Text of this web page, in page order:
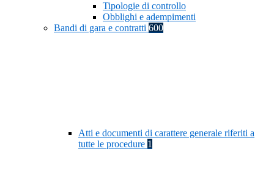
Tipologie di controllo
Obblighi e adempimenti
Bandi di gara e contratti 600
Atti e documenti di carattere generale riferiti a
tutte le procedure 1